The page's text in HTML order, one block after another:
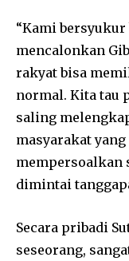
“Kami bersyukur
mencalonkan
rakyat bisa
normal. Kita tau
saling
masyarakat
mempersoalkan
dimintai
Secara pribadi
seseorang,